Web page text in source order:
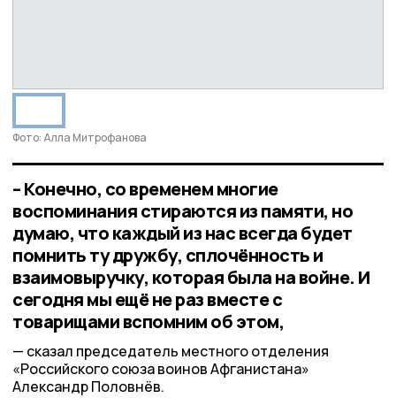
Фото: Алла Митрофанова
– Конечно, со временем многие
воспоминания стираются из памяти, но
думаю, что каждый из нас всегда будет
помнить ту дружбу, сплочённость и
взаимовыручку, которая была на войне. И
сегодня мы ещё не раз вместе с
товарищами вспомним об этом,
сказал председатель местного отделения
«Российского союза воинов Афганистана»
Александр Половнёв.